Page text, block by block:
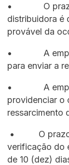
• O prazo
distribuidora é
provável da
• A
para enviar a
• A
providenciar o
ressarcimento
• O prazo
verificação do
de 10 (dez)